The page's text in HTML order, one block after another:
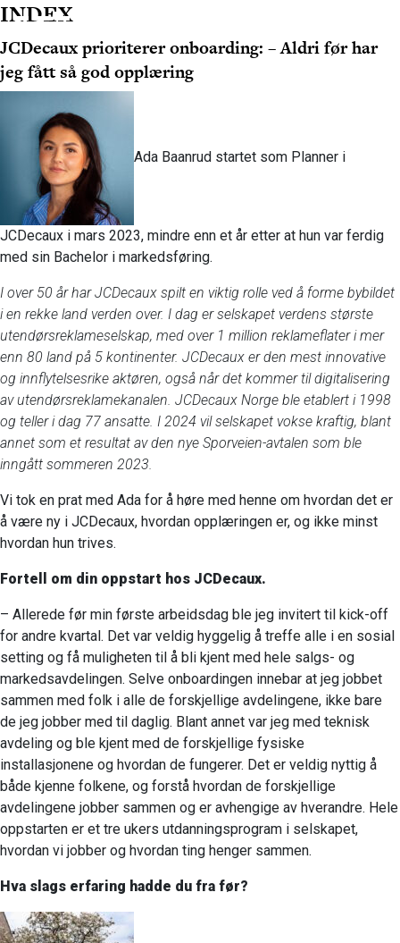
INDEX
JCDecaux prioriterer onboarding: – Aldri før har
jeg fått så god opplæring
Ada Baanrud startet som Planner i
JCDecaux i mars 2023, mindre enn et år etter at hun var ferdig
med sin Bachelor i markedsføring.
I over 50 år har JCDecaux spilt en viktig rolle ved å forme bybildet
i en rekke land verden over. I dag er selskapet verdens største
utendørsreklameselskap, med over 1 million reklameflater i mer
enn 80 land på 5 kontinenter. JCDecaux er den mest innovative
og innflytelsesrike aktøren, også når det kommer til digitalisering
av utendørsreklamekanalen. JCDecaux Norge ble etablert i 1998
og teller i dag 77 ansatte. I 2024 vil selskapet vokse kraftig, blant
annet som et resultat av den nye Sporveien-avtalen som ble
inngått sommeren 2023.
Vi tok en prat med Ada for å høre med henne om hvordan det er
å være ny i JCDecaux, hvordan opplæringen er, og ikke minst
hvordan hun trives.
Fortell om din oppstart hos JCDecaux.
– Allerede før min første arbeidsdag ble jeg invitert til kick-off
for andre kvartal. Det var veldig hyggelig å treffe alle i en sosial
setting og få muligheten til å bli kjent med hele salgs- og
markedsavdelingen. Selve onboardingen innebar at jeg jobbet
sammen med folk i alle de forskjellige avdelingene, ikke bare
de jeg jobber med til daglig. Blant annet var jeg med teknisk
avdeling og ble kjent med de forskjellige fysiske
installasjonene og hvordan de fungerer. Det er veldig nyttig å
både kjenne folkene, og forstå hvordan de forskjellige
avdelingene jobber sammen og er avhengige av hverandre. Hele
oppstarten er et tre ukers utdanningsprogram i selskapet,
hvordan vi jobber og hvordan ting henger sammen.
Hva slags erfaring hadde du fra før?